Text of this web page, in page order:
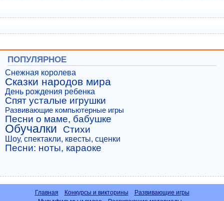
ПОПУЛЯРНОЕ
Снежная королева
Сказки народов мира
День рождения ребенка
Спят усталые игрушки
Развивающие компьютерные игры
Песни о маме, бабушке
Обучалки Стихи
Шоу, спектакли, квесты, сценки
Песни: ноты, караоке
Главная Конкурсы и викторины
Развивающие игры